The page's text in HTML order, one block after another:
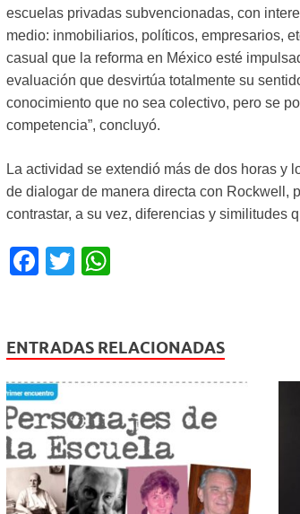
escuelas privadas subvencionadas, con
medio: inmobiliarios, políticos, empresarios,
casual que la reforma en México esté
evaluación que desvirtúa totalmente su
conocimiento que no sea colectivo, pero se
competencia”, concluyó.
La actividad se extendió más de dos horas y
de dialogar de manera directa con Rockwell,
contrastar, a su vez, diferencias y similitudes
F
e
b
o
o
k
T
er s
A
p
p
ENTRADAS RELACIONADAS